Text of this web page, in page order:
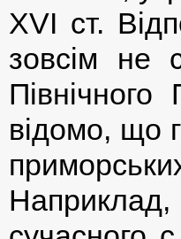
ХVI ст.
зовсім не
відомо, що
Наприклад,